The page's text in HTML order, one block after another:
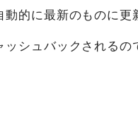
モンアビス ステー
索して、ポイントの高